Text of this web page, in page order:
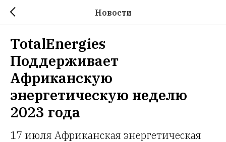
Новости
TotalEnergies
Поддерживает
Африканскую
энергетическую неделю
2023 года
17 июля Африканская энергетическая